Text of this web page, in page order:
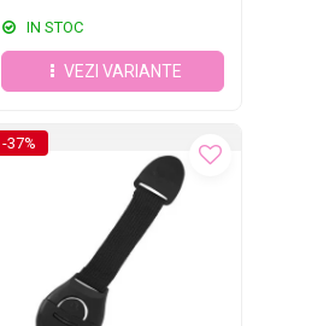
IN STOC
VEZI VARIANTE
-37%